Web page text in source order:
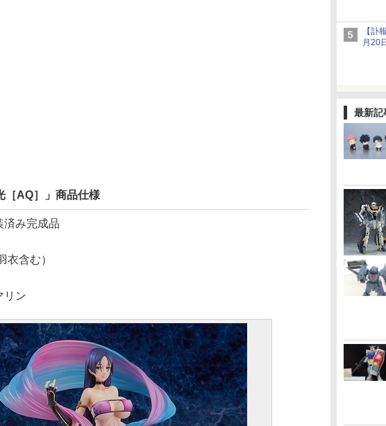
【訃
最新記
［AQ］」商品仕様
済み完成品
衣含む）
リン